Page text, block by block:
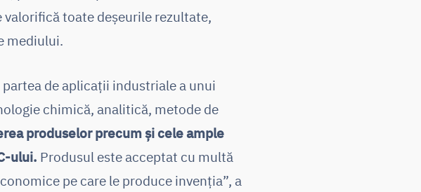
toate deșeurile rezultate,
mediului.
de aplicații industriale a unui
chimică, analitică, metode de
produselor precum și cele ample
ului. Produsul este acceptat cu multă
pe care le produce invenția”, a